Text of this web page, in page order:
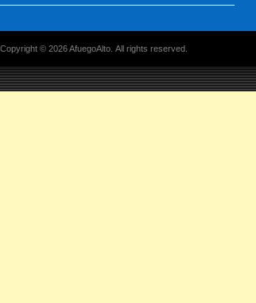
Copyright © 2026 AfuegoAlto. All rights reserved.